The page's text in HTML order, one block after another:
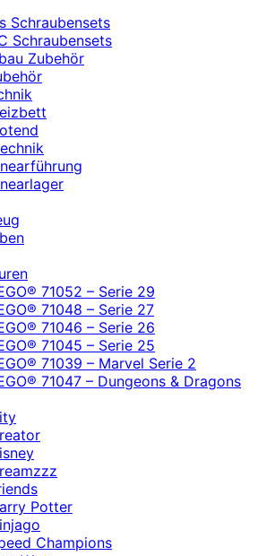
Schraubensets
Schraubensets
Zubehör
71052 – Serie 29
71048 – Serie 27
71046 – Serie 26
71045 – Serie 25
71039 – Marvel Serie 2
71047 – Dungeons & Dragons
Potter
Champions